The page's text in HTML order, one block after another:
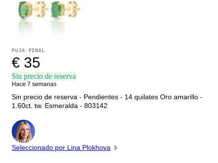
PUJA FINAL
€ 35
Sin precio de reserva
Hace 7 semanas
Sin precio de reserva - Pendientes - 14 quilates Oro amarillo -
1.60ct. tw. Esmeralda - 803142
Experto
Seleccionado por Lina Plokhova